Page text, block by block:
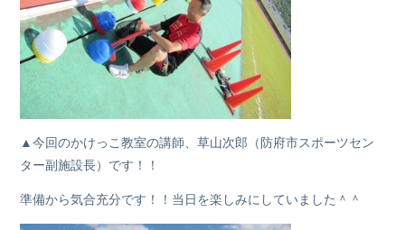
▲今回のかけっこ教室の講師、草山次郎（防府市スポーツセン
ター副施設長）です！！
準備から気合充分です！！当日を楽しみにしていました＾＾